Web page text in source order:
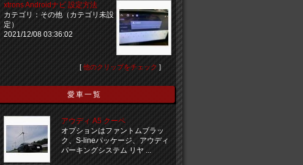
xtrons Androidナビ 設定方法
カテゴリ：その他（カテゴリ未設
定）
2021/12/08 03:36:02
[ 他のクリップをチェック ]
愛車一覧
アウディ A5 クーペ
オプションはファントムブラッ
ク、S-lineパッケージ、アウディ
パーキングシステム リヤ ...